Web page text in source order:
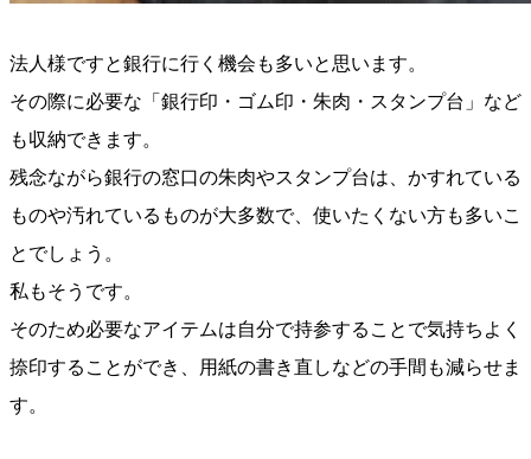
法人様ですと銀行に行く機会も多いと思います。
その際に必要な「銀行印・ゴム印・朱肉・スタンプ台」など
も収納できます。
残念ながら銀行の窓口の朱肉やスタンプ台は、かすれている
ものや汚れているものが大多数で、使いたくない方も多いこ
とでしょう。
私もそうです。
そのため必要なアイテムは自分で持参することで気持ちよく
捺印することができ、用紙の書き直しなどの手間も減らせま
す。